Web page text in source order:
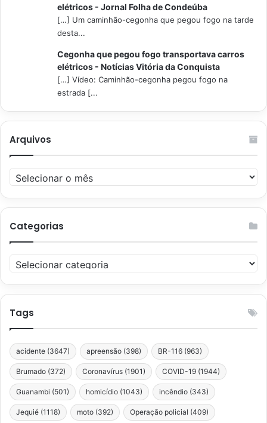
elétricos - Jornal Folha de Condeúba
[…] Um caminhão-cegonha que pegou fogo na tarde
desta...
Cegonha que pegou fogo transportava carros
elétricos - Notícias Vitória da Conquista
[…] Vídeo: Caminhão-cegonha pegou fogo na
estrada [...
Arquivos
Arquivos
Categorias
Categorias
Tags
acidente (3647) apreensão (398) BR-116 (963)
Brumado (372) Coronavírus (1901) COVID-19 (1944)
Guanambi (501) homicídio (1043) incêndio (343)
Jequié (1118) moto (392) Operação policial (409)